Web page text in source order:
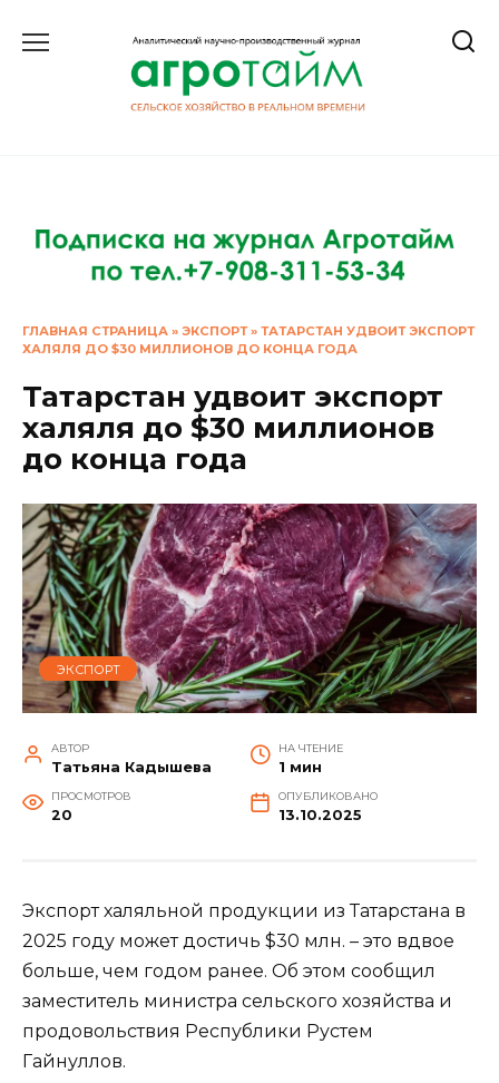
ГЛАВНАЯ СТРАНИЦА » ЭКСПОРТ» ТАТАРСТАН УДВОИТ ЭКСПОРТ
ХАЛЯЛЯ ДО $30 МИЛЛИОНОВ ДО КОНЦА ГОДА
Татарстан удвоит экспорт
халяля до $30 миллионов
до конца года
ЭКСПОРТ
АВТОР
Татьяна Кадышева
НА ЧТЕНИЕ
1 мин
ПРОСМОТРОВ
20
ОПУБЛИКОВАНО
13.10.2025
Экспорт халяльной продукции из Татарстана в
2025 году может достичь $30 млн. – это вдвое
больше, чем годом ранее. Об этом сообщил
заместитель министра сельского хозяйства и
продовольствия Республики Рустем
Гайнуллов.